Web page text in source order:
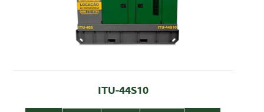
ITU-44S10